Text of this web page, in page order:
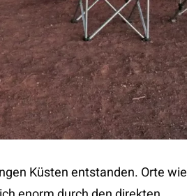
Küsten entstanden. Orte wie